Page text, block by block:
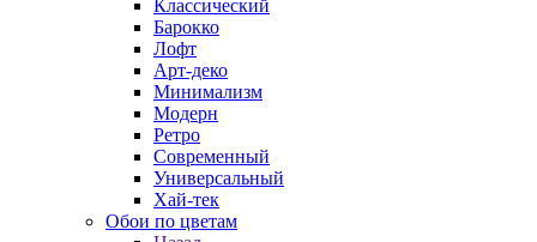
Классический
Барокко
Лофт
Арт-деко
Минимализм
Модерн
Ретро
Современный
Универсальный
Хай-тек
Обои по цветам